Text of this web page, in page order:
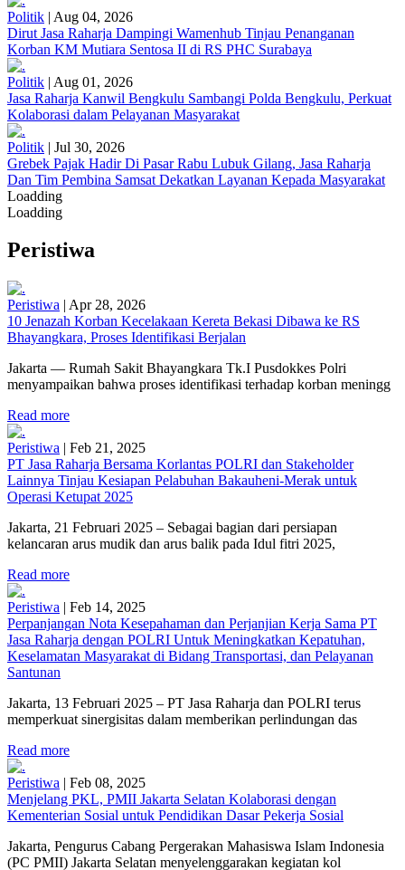
Politik | Aug 04, 2026
Dirut Jasa Raharja Dampingi Wamenhub Tinjau Penanganan
Korban KM Mutiara Sentosa II di RS PHC Surabaya
Politik | Aug 01, 2026
Jasa Raharja Kanwil Bengkulu Sambangi Polda Bengkulu, Perkuat
Kolaborasi dalam Pelayanan Masyarakat
Politik | Jul 30, 2026
Grebek Pajak Hadir Di Pasar Rabu Lubuk Gilang, Jasa Raharja
Dan Tim Pembina Samsat Dekatkan Layanan Kepada Masyarakat
Loadding
Loadding
Peristiwa
Peristiwa | Apr 28, 2026
10 Jenazah Korban Kecelakaan Kereta Bekasi Dibawa ke RS
Bhayangkara, Proses Identifikasi Berjalan
Jakarta — Rumah Sakit Bhayangkara Tk.I Pusdokkes Polri
menyampaikan bahwa proses identifikasi terhadap korban meningg
Read more
Peristiwa | Feb 21, 2025
PT Jasa Raharja Bersama Korlantas POLRI dan Stakeholder
Lainnya Tinjau Kesiapan Pelabuhan Bakauheni-Merak untuk
Operasi Ketupat 2025
Jakarta, 21 Februari 2025 – Sebagai bagian dari persiapan
kelancaran arus mudik dan arus balik pada Idul fitri 2025,
Read more
Peristiwa | Feb 14, 2025
Perpanjangan Nota Kesepahaman dan Perjanjian Kerja Sama PT
Jasa Raharja dengan POLRI Untuk Meningkatkan Kepatuhan,
Keselamatan Masyarakat di Bidang Transportasi, dan Pelayanan
Santunan
Jakarta, 13 Februari 2025 – PT Jasa Raharja dan POLRI terus
memperkuat sinergisitas dalam memberikan perlindungan das
Read more
Peristiwa | Feb 08, 2025
Menjelang PKL, PMII Jakarta Selatan Kolaborasi dengan
Kementerian Sosial untuk Pendidikan Dasar Pekerja Sosial
Jakarta, Pengurus Cabang Pergerakan Mahasiswa Islam Indonesia
(PC PMII) Jakarta Selatan menyelenggarakan kegiatan kol